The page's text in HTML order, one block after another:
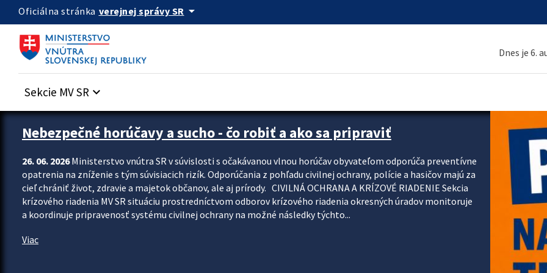
Preskocit na hlavný obsah
Oficiálna stránka verejnej správy SR arrow_drop_down
Dnes je 6.
Sekcie MV SR keyboard_arrow_down
Zastavit automatický posun upútavok
Nebezpečné horúčavy a sucho - čo robiť a ako sa pripraviť
26. 06. 2026Ministerstvo vnútra SR v súvislosti s očakávanou vlnou horúčav obyvateľom odporúča preventívne
opatrenia na zníženie s tým súvisiacich rizík. Odporúčania z pohľadu civilnej ochrany, polície a hasičov majú za
cieľ chrániť život, zdravie a majetok občanov, ale aj prírody. CIVILNÁ OCHRANA A KRÍZOVÉ RIADENIE Sekcia
krízového riadenia MV SR situáciu prostredníctvom odborov krízového riadenia okresných úradov monitoruje
a koordinuje pripravenosť systému civilnej ochrany na možné následky týchto...
Viac